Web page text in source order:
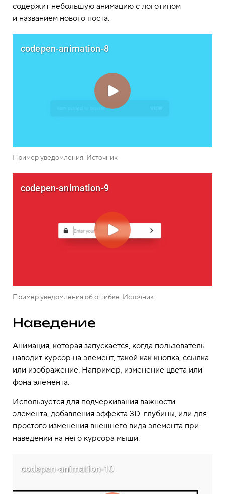
содержит небольшую анимацию с логотипом
и названием нового поста.
Пример уведомления. Источник
Пример уведомления об ошибке. Источник
Наведение
Анимация, которая запускается, когда пользователь
наводит курсор на элемент, такой как кнопка, ссылка
или изображение. Например, изменение цвета или
фона элемента.
Используется для подчеркивания важности
элемента, добавления эффекта 3D-глубины, или для
простого изменения внешнего вида элемента при
наведении на него курсора мыши.